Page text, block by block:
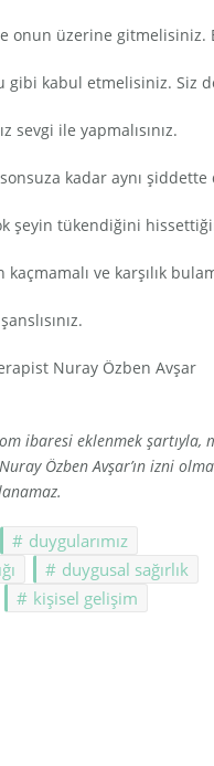
onun üzerine gitmelisiniz.
gibi kabul etmelisiniz. Siz
sevgi ile yapmalısınız.
kadar aynı şiddette
şeyin tükendiğini
kaçmamalı ve karşılık
Nuray Özben Avşar
ibaresi eklenmek şartıyla,
Özben Avşar’ın izni
duygularımız
duygusal sağırlık
kişisel gelişim